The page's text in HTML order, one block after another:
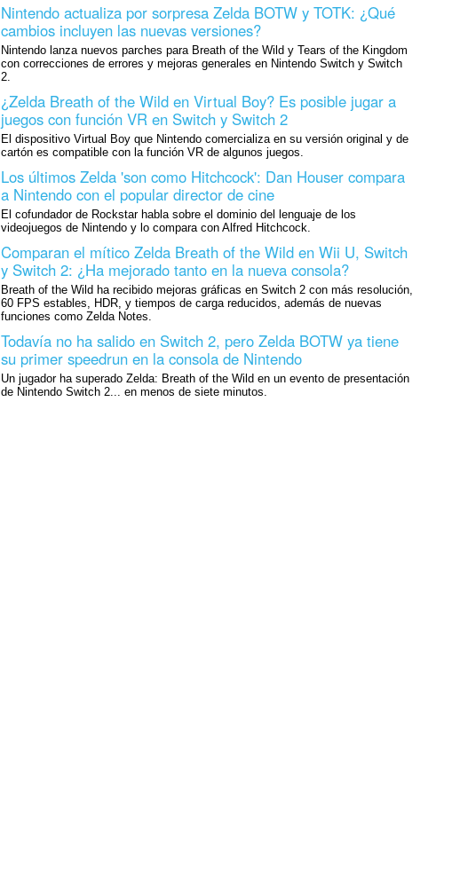
Nintendo actualiza por sorpresa Zelda BOTW y TOTK: ¿Qué
cambios incluyen las nuevas versiones?
Nintendo lanza nuevos parches para Breath of the Wild y Tears of the Kingdom
con correcciones de errores y mejoras generales en Nintendo Switch y Switch
2.
¿Zelda Breath of the Wild en Virtual Boy? Es posible jugar a
juegos con función VR en Switch y Switch 2
El dispositivo Virtual Boy que Nintendo comercializa en su versión original y de
cartón es compatible con la función VR de algunos juegos.
Los últimos Zelda 'son como Hitchcock': Dan Houser compara
a Nintendo con el popular director de cine
El cofundador de Rockstar habla sobre el dominio del lenguaje de los
videojuegos de Nintendo y lo compara con Alfred Hitchcock.
Comparan el mítico Zelda Breath of the Wild en Wii U, Switch
y Switch 2: ¿Ha mejorado tanto en la nueva consola?
Breath of the Wild ha recibido mejoras gráficas en Switch 2 con más resolución,
60 FPS estables, HDR, y tiempos de carga reducidos, además de nuevas
funciones como Zelda Notes.
Todavía no ha salido en Switch 2, pero Zelda BOTW ya tiene
su primer speedrun en la consola de Nintendo
Un jugador ha superado Zelda: Breath of the Wild en un evento de presentación
de Nintendo Switch 2... en menos de siete minutos.